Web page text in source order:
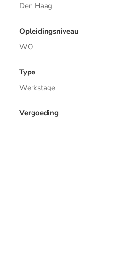
Den Haag
Opleidingsniveau
WO
Type
Werkstage
Vergoeding